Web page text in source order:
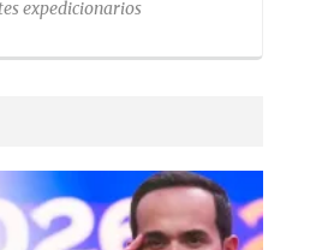
expedicionarios